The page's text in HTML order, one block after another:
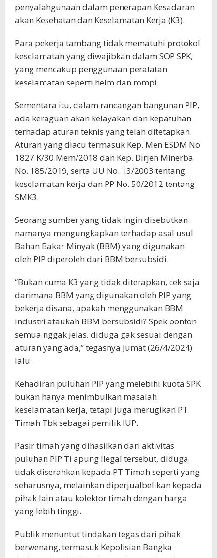
penyalahgunaan dalam penerapan Kesadaran
akan Kesehatan dan Keselamatan Kerja (K3).
Para pekerja tambang tidak mematuhi protokol
keselamatan yang diwajibkan dalam SOP SPK,
yang mencakup penggunaan peralatan
keselamatan seperti helm dan rompi.
Sementara itu, dalam rancangan bangunan PIP,
ada keraguan akan kelayakan dan kepatuhan
terhadap aturan teknis yang telah ditetapkan.
Aturan yang diacu termasuk Kep. Men ESDM No.
1827 K/30.Mem/2018 dan Kep. Dirjen Minerba
No. 185/2019, serta UU No. 13/2003 tentang
keselamatan kerja dan PP No. 50/2012 tentang
SMK3.
Seorang sumber yang tidak ingin disebutkan
namanya mengungkapkan terhadap asal usul
Bahan Bakar Minyak (BBM) yang digunakan
oleh PIP diperoleh dari BBM bersubsidi.
“Bukan cuma K3 yang tidak diterapkan, cek saja
darimana BBM yang digunakan oleh PIP yang
bekerja disana, apakah menggunakan BBM
industri ataukah BBM bersubsidi? Spek ponton
semua nggak jelas, diduga gak sesuai dengan
aturan yang ada,” tegasnya Jumat (26/4/2024)
lalu.
Kehadiran puluhan PIP yang melebihi kuota SPK
bukan hanya menimbulkan masalah
keselamatan kerja, tetapi juga merugikan PT
Timah Tbk sebagai pemilik IUP.
Pasir timah yang dihasilkan dari aktivitas
puluhan PIP Ti apung ilegal tersebut, diduga
tidak diserahkan kepada PT Timah seperti yang
seharusnya, melainkan diperjualbelikan kepada
pihak lain atau kolektor timah dengan harga
yang lebih tinggi.
Publik menuntut tindakan tegas dari pihak
berwenang, termasuk Kepolisian Bangka